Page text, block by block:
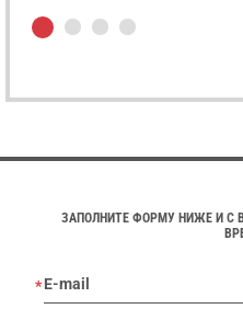
ЗАПОЛНИТЕ ФОРМУ НИЖЕ И С
E-mail